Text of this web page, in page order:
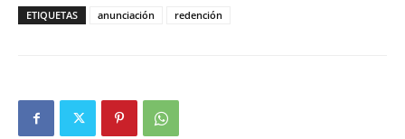
ETIQUETAS anunciación redención